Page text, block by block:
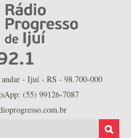
andar - Ijuí - RS - 98.700-000
(55) 99126-7087